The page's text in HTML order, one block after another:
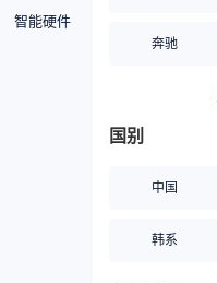
智能硬件
奔驰
国别
中国
韩系